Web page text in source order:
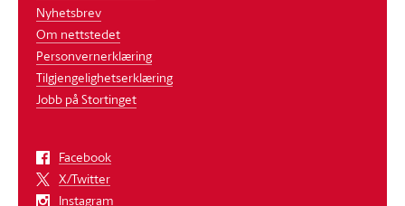
Nyhetsbrev
Om nettstedet
Personvernerklæring
Tilgjengelighetserklæring
Jobb på Stortinget
Facebook
X/Twitter
Instagram